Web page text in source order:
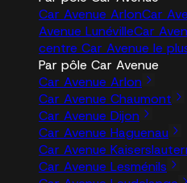
Car Avenue ArlonCar
Avenue LunévilleCar
centre Car Avenue le
Par pôle Car Avenue
Car Avenue Arlon
Car Avenue Chaumont
Car Avenue Dijon
Car Avenue Haguenau
Car Avenue
Car Avenue Lesménils